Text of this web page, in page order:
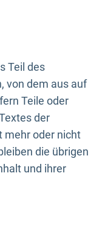
Teil des
von dem aus auf
Teile oder
der
mehr oder nicht
die übrigen
und ihrer